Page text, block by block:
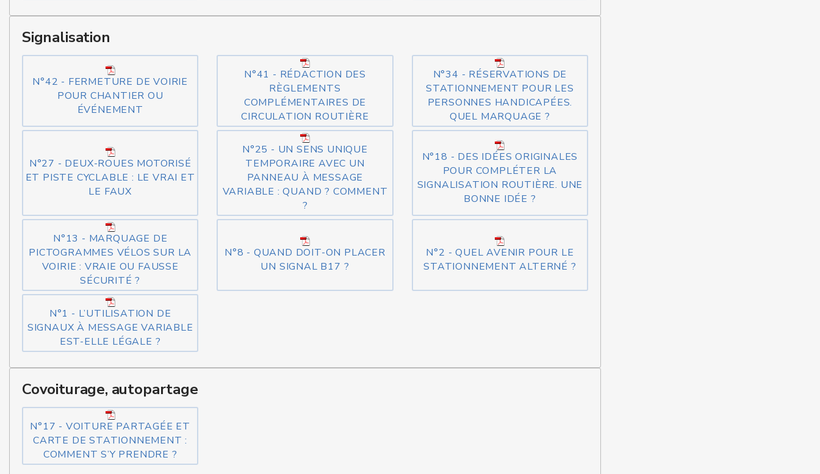
Signalisation
N°42 - FERMETURE DE VOIRIE
POUR CHANTIER OU
ÉVÉNEMENT
N°41 - RÉDACTION DES
RÈGLEMENTS
COMPLÉMENTAIRES DE
CIRCULATION ROUTIÈRE
N°34 - RÉSERVATIONS DE
STATIONNEMENT POUR LES
PERSONNES HANDICAPÉES.
QUEL MARQUAGE ?
N°27 - DEUX-ROUES MOTORISÉ
ET PISTE CYCLABLE : LE VRAI ET
LE FAUX
N°25 - UN SENS UNIQUE
TEMPORAIRE AVEC UN
PANNEAU À MESSAGE
VARIABLE : QUAND ? COMMENT
?
N°18 - DES IDÉES ORIGINALES
POUR COMPLÉTER LA
SIGNALISATION ROUTIÈRE. UNE
BONNE IDÉE ?
N°13 - MARQUAGE DE
PICTOGRAMMES VÉLOS SUR LA
VOIRIE : VRAIE OU FAUSSE
SÉCURITÉ ?
N°8 - QUAND DOIT-ON PLACER
UN SIGNAL B17 ?
N°2 - QUEL AVENIR POUR LE
STATIONNEMENT ALTERNÉ ?
N°1 - L’UTILISATION DE
SIGNAUX À MESSAGE VARIABLE
EST-ELLE LÉGALE ?
Covoiturage, autopartage
N°17 - VOITURE PARTAGÉE ET
CARTE DE STATIONNEMENT :
COMMENT S’Y PRENDRE ?